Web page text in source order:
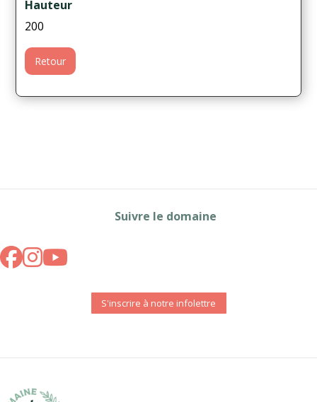
Hauteur
200
Retour
Suivre le domaine
S'inscrire à notre infolettre